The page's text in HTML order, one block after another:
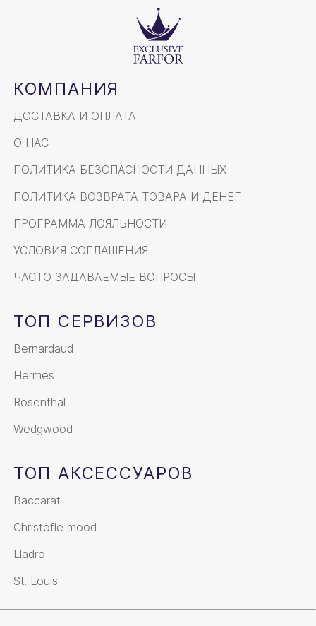
КОМПАНИЯ
ДОСТАВКА И ОПЛАТА
О НАС
ПОЛИТИКА БЕЗОПАСНОСТИ ДАННЫХ
ПОЛИТИКА ВОЗВРАТА ТОВАРА И ДЕНЕГ
ПРОГРАММА ЛОЯЛЬНОСТИ
УСЛОВИЯ СОГЛАШЕНИЯ
ЧАСТО ЗАДАВАЕМЫЕ ВОПРОСЫ
ТОП СЕРВИЗОВ
Bernardaud
Hermes
Rosenthal
Wedgwood
ТОП АКСЕССУАРОВ
Baccarat
Christofle mood
Lladro
St. Louis